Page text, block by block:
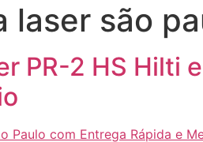
laser são
PR-2 HS Hilti